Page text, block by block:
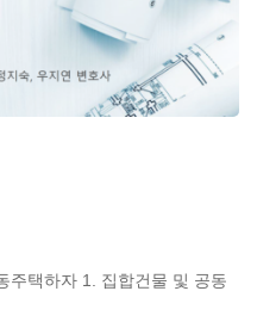
주택하자 1. 집합건물 및 공동